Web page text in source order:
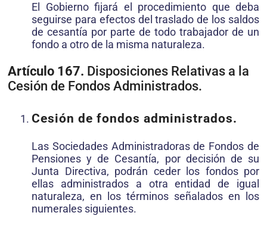
El Gobierno fijará el procedimiento que deba
seguirse para efectos del traslado de los saldos
de cesantía por parte de todo trabajador de un
fondo a otro de la misma naturaleza.
Artículo 167. Disposiciones Relativas a la
Cesión de Fondos Administrados.
Cesión de fondos administrados.
Las Sociedades Administradoras de Fondos de
Pensiones y de Cesantía, por decisión de su
Junta Directiva, podrán ceder los fondos por
ellas administrados a otra entidad de igual
naturaleza, en los términos señalados en los
numerales siguientes.